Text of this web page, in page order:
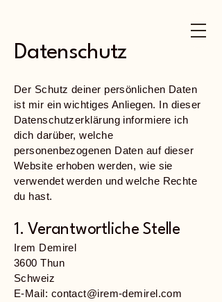
Datenschutz
Der Schutz deiner persönlichen Daten
ist mir ein wichtiges Anliegen. In dieser
Datenschutzerklärung informiere ich
dich darüber, welche
personenbezogenen Daten auf dieser
Website erhoben werden, wie sie
verwendet werden und welche Rechte
du hast.
1. Verantwortliche Stelle
Irem Demirel
3600 Thun
Schweiz
E-Mail: contact@irem-demirel.com